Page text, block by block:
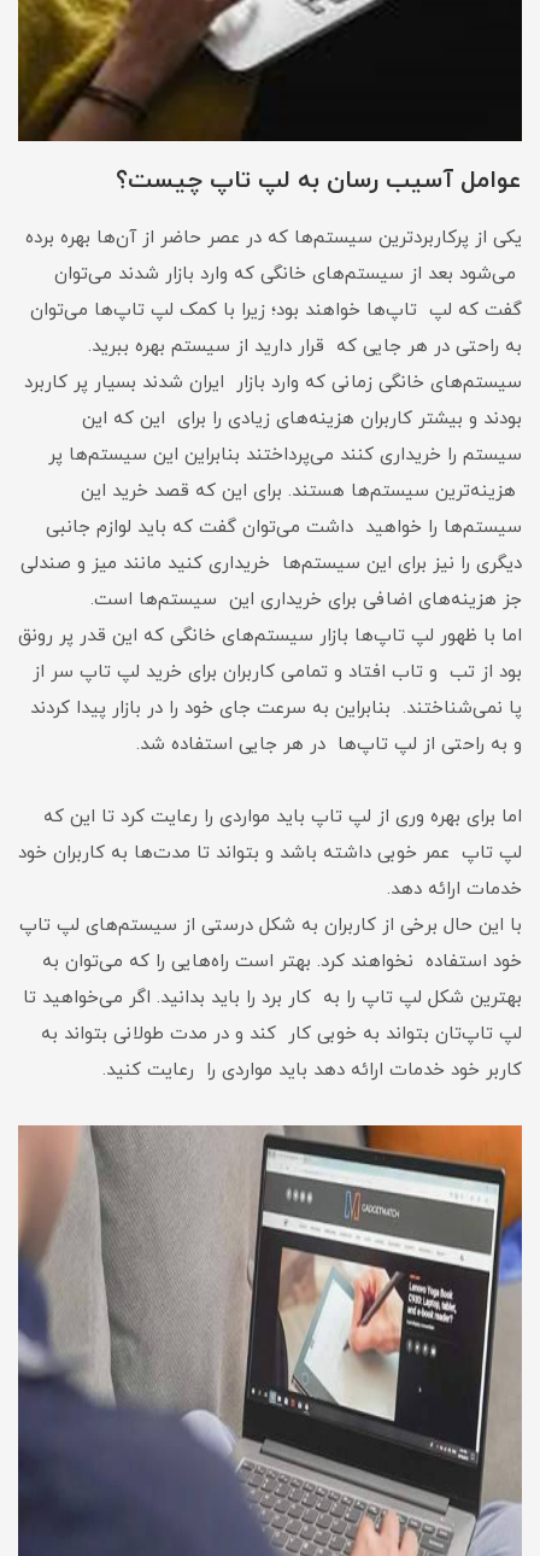
عوامل آسیب رسان به لپ تاپ چیست؟
یکی از پرکاربرد‌ترین سیستم‌ها که در عصر حاضر از آن‌ها بهره برده
می‌شود بعد از سیستم‌های خانگی که وارد بازار شدند می‌توان
گفت که لپ تاپ‌ها خواهند بود؛ زیرا با کمک لپ تاپ‌ها می‌توان
به راحتی در هر جایی که قرار دارید از سیستم بهره ببرید.
سیستم‌های خانگی زمانی که وارد بازار ایران شدند بسیار پر کاربرد
بودند و بیشتر کاربران هزینه‌های زیادی را برای این که این
سیستم را خریداری کنند می‌پرداختند بنابراین این سیستم‌ها پر
هزینه‌ترین سیستم‌ها هستند. برای این که قصد خرید این
سیستم‌ها را خواهید داشت می‌توان گفت که باید لوازم جانبی
دیگری را نیز برای این سیستم‌ها خریداری کنید مانند میز و صندلی
جز هزینه‌های اضافی برای خریداری این سیستم‌ها است.
اما با ظهور لپ تاپ‌ها بازار سیستم‌های خانگی که این قدر پر رونق
بود از تب و تاب افتاد و تمامی‌ کاربران برای خرید لپ تاپ سر از
پا نمی‌شناختند. بنابراین به سرعت جای خود را در بازار پیدا کردند
و به راحتی از لپ تاپ‌ها در هر جایی استفاده شد.
اما برای بهره وری از لپ تاپ باید مواردی را رعایت کرد تا این که
لپ تاپ عمر خوبی داشته باشد و بتواند تا مدت‌ها به کاربران خود
خدمات ارائه دهد.
با این حال برخی از کاربران به شکل درستی از سیستم‌های لپ تاپ
خود استفاده نخواهند کرد. بهتر است راه‌هایی را که می‌توان به
بهترین شکل لپ تاپ را به کار برد را باید بدانید. اگر می‌خواهید تا
لپ تاپ‌تان بتواند به خوبی کار کند و در مدت طولانی بتواند به
کاربر خود خدمات ارائه دهد باید مواردی را رعایت کنید.